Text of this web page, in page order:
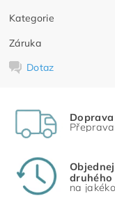
Kategorie
Záruka
Dotaz
druhého
na